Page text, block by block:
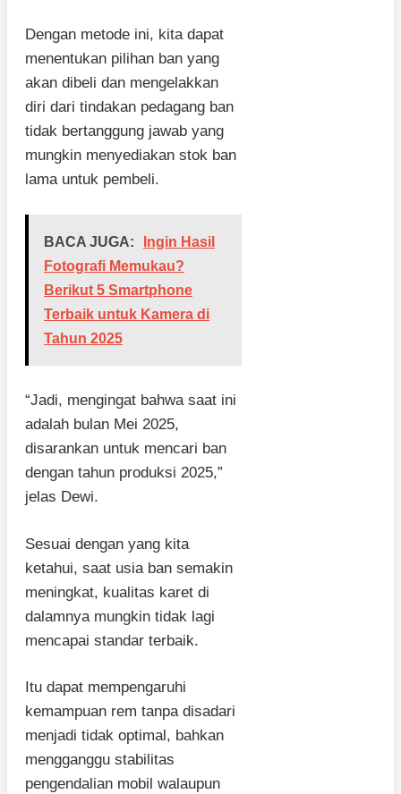
Dengan metode ini, kita dapat
menentukan pilihan ban yang
akan dibeli dan mengelakkan
diri dari tindakan pedagang ban
tidak bertanggung jawab yang
mungkin menyediakan stok ban
lama untuk pembeli.
BACA JUGA:
Ingin Hasil
Fotografi Memukau?
Berikut 5 Smartphone
Terbaik untuk Kamera di
Tahun 2025
“Jadi, mengingat bahwa saat ini
adalah bulan Mei 2025,
disarankan untuk mencari ban
dengan tahun produksi 2025,”
jelas Dewi.
Sesuai dengan yang kita
ketahui, saat usia ban semakin
meningkat, kualitas karet di
dalamnya mungkin tidak lagi
mencapai standar terbaik.
Itu dapat mempengaruhi
kemampuan rem tanpa disadari
menjadi tidak optimal, bahkan
mengganggu stabilitas
pengendalian mobil walaupun